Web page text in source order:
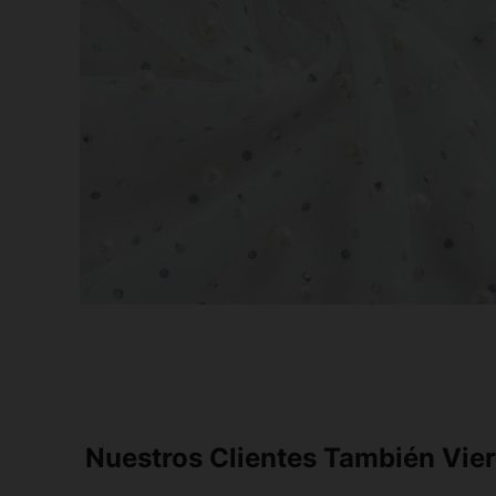
Nuestros Clientes También